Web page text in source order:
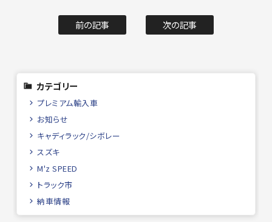
前の記事 次の記事
カテゴリー
プレミアム輸入車
お知らせ
キャディラック/シボレー
スズキ
M'z SPEED
トラック市
納車情報